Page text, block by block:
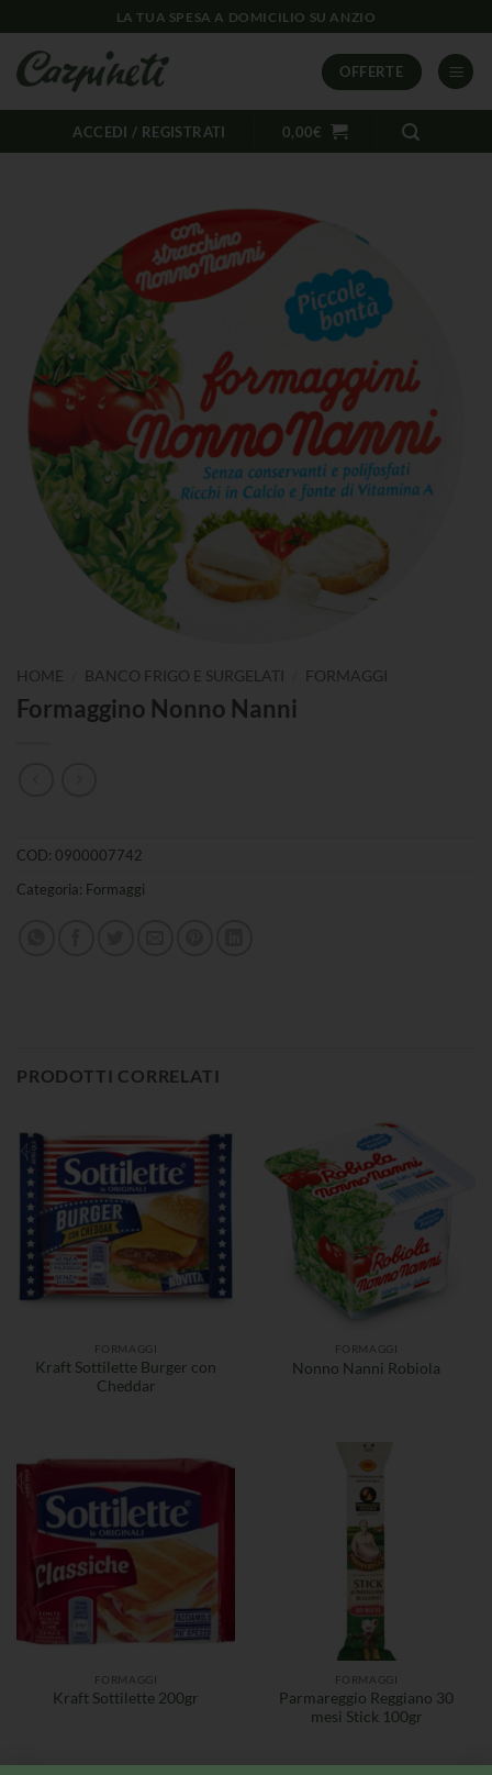
LA TUA SPESA A DOMICILIO SU ANZIO
OFFERTE
ACCEDI / REGISTRATI 0,00€
HOME BANCO FRIGO E SURGELATI FORMAGGI
Formaggino Nonno Nanni
COD: 0900007742
Categoria: Formaggi
PRODOTTI CORRELATI
FORMAGGI
Kraft Sottilette Burger con
Cheddar
FORMAGGI
Nonno Nanni Robiola
FORMAGGI
Kraft Sottilette 200gr
FORMAGGI
Parmareggio Reggiano 30
mesi Stick 100gr